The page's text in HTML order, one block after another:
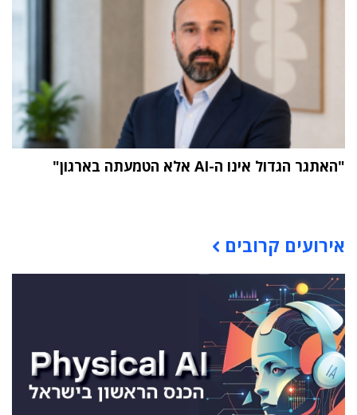
"האתגר הגדול אינו ה-AI אלא הטמעתה בארגון"
אירועים קרובים